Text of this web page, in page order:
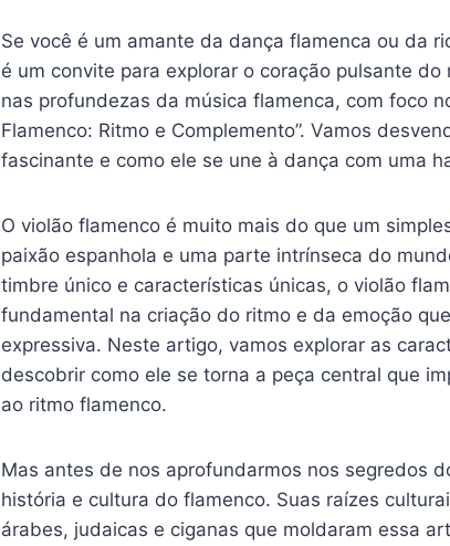
Se você é um amante da dança flamenca ou da
é um convite para explorar o coração pulsante
nas profundezas da música flamenca, com foco
Flamenco: Ritmo e Complemento”. Vamos
fascinante e como ele se une à dança com uma
O violão flamenco é muito mais do que um
paixão espanhola e uma parte intrínseca do
timbre único e características únicas, o violão
fundamental na criação do ritmo e da emoção
expressiva. Neste artigo, vamos explorar as
descobrir como ele se torna a peça central que
ao ritmo flamenco.
Mas antes de nos aprofundarmos nos segredos
história e cultura do flamenco. Suas raízes
árabes, judaicas e ciganas que moldaram essa